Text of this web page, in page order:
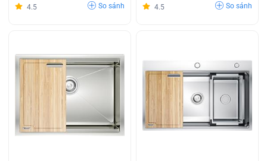
4.5 So sánh 4.5 So sánh